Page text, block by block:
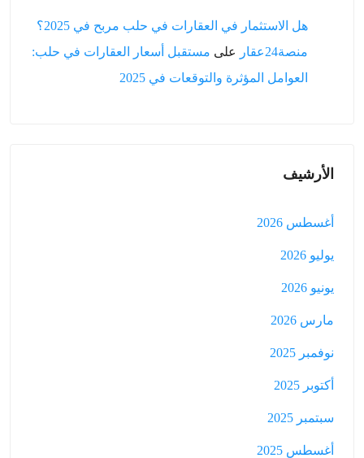
هل الاستثمار في العقارات في حلب مربح في 2025؟
منصة24عقار
على مستقبل أسعار العقارات في حلب:
العوامل المؤثرة والتوقعات في 2025
الأرشيف
أغسطس 2026
يوليو 2026
يونيو 2026
مارس 2026
نوفمبر 2025
أكتوبر 2025
سبتمبر 2025
أغسطس 2025